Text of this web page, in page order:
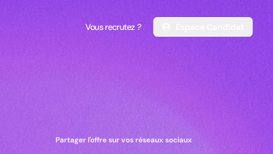
Vous recrutez ?
Vous recrutez ?
Partager l'offre sur vos réseaux sociaux